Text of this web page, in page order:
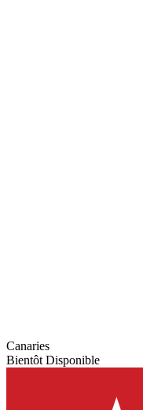
Canaries
Bientôt Disponible